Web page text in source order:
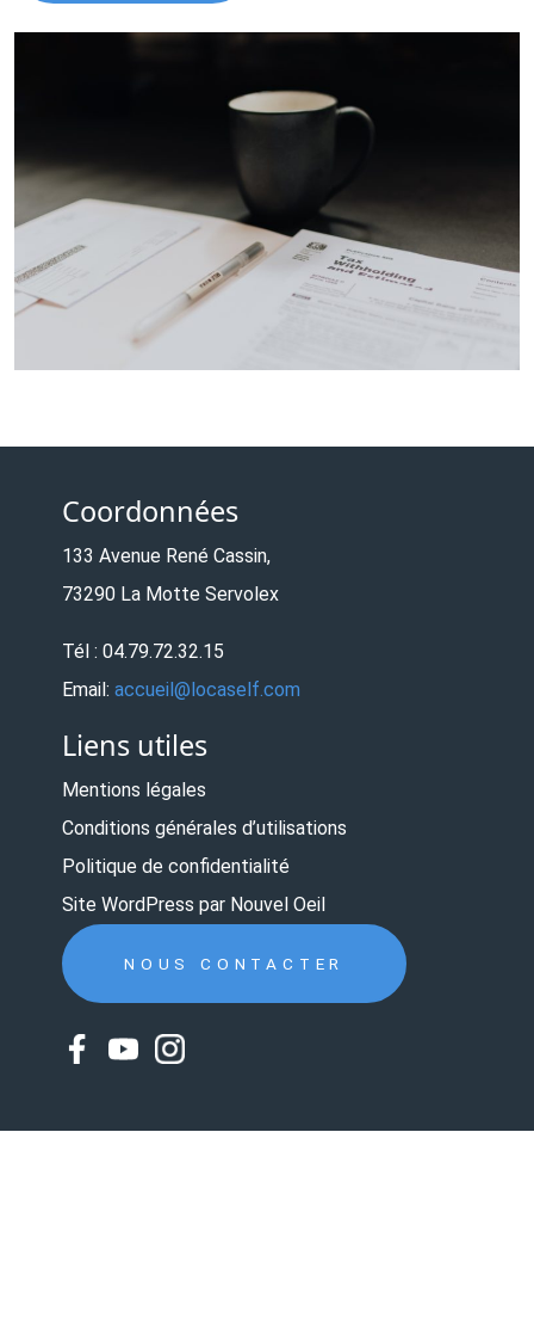
Coordonnées
133 Avenue René Cassin,
73290 La Motte Servolex
Tél : 04.79.72.32.15
Email: accueil@locaself.com
Liens utiles
Mentions légales
Conditions générales d’utilisations
Politique de confidentialité
Site WordPress par Nouvel Oeil
NOUS CONTACTER